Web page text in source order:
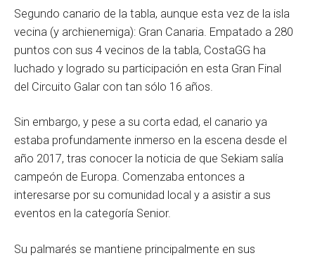
Segundo canario de la tabla, aunque esta vez de la isla
vecina (y archienemiga): Gran Canaria. Empatado a 280
puntos con sus 4 vecinos de la tabla, CostaGG ha
luchado y logrado su participación en esta Gran Final
del Circuito Galar con tan sólo 16 años.
Sin embargo, y pese a su corta edad, el canario ya
estaba profundamente inmerso en la escena desde el
año 2017, tras conocer la noticia de que Sekiam salía
campeón de Europa. Comenzaba entonces a
interesarse por su comunidad local y a asistir a sus
eventos en la categoría Senior.
Su palmarés se mantiene principalmente en sus